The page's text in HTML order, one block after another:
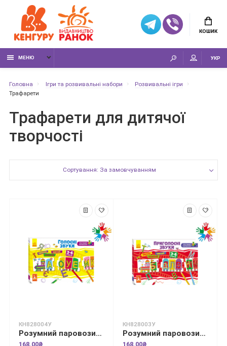
КОШИК
МЕНЮ УКР
Головна Ігри та розвивальні набори
Розвивальні ігри
Трафарети
Трафарети для дитячої
творчості
Сортування: За замовчуванням
КН828004У
Розумний паровозик. 2+ Голосні звуки
168.00₴
КН828003У
Розумний паровозик. 2+ Приголосні звуки
168.00₴